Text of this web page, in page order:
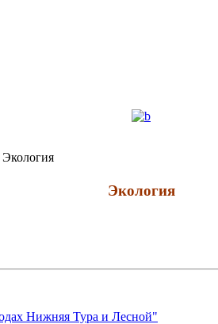
Экология
Экология
Нижняя Тура и Лесной"